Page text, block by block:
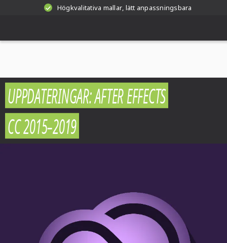
Högkvalitativa mallar, lätt anpassningsbara
UPPDATERINGAR: AFTER EFFECTS
CC 2015–2019